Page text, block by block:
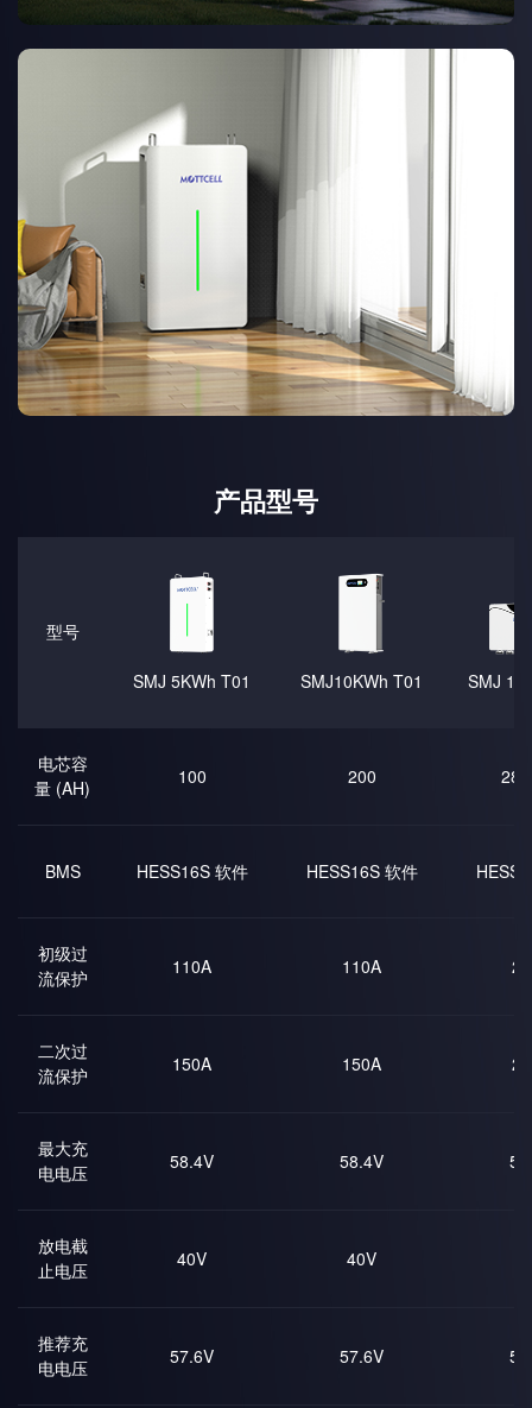
产品型号
型号
SMJ 5KWh T01 SMJ10KWh T01 SMJ
电芯容
量 (AH)
100 200
BMS HESS16S 软件 HESS16S 软件
初级过
流保护
110A 110A
二次过
流保护
150A 150A
最大充
电电压
58.4V 58.4V
放电截
止电压
40V 40V
推荐充
电电压
57.6V 57.6V